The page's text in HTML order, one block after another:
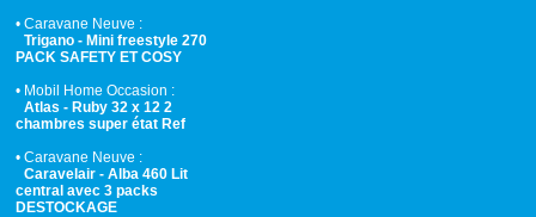
• Caravane Neuve :
Trigano - Mini freestyle 270
PACK SAFETY ET COSY
• Mobil Home Occasion :
Atlas - Ruby 32 x 12 2
chambres super état Ref
• Caravane Neuve :
Caravelair - Alba 460 Lit
central avec 3 packs
DESTOCKAGE